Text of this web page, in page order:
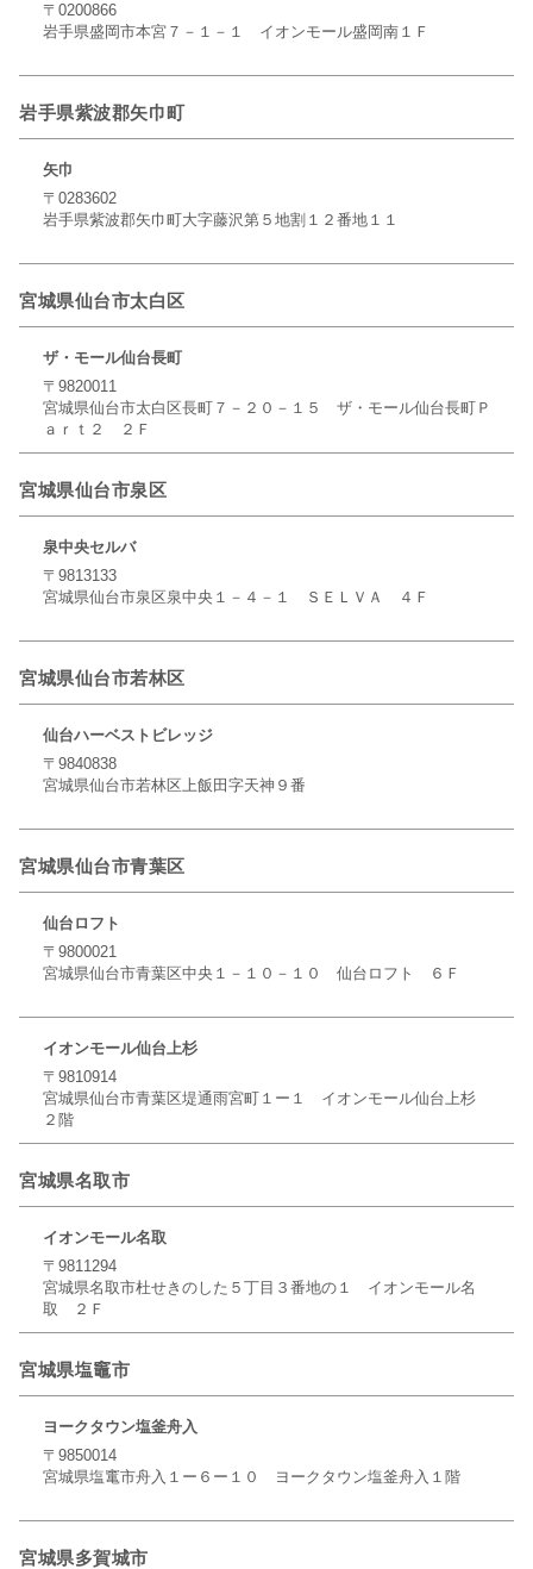
〒0200866
岩手県盛岡市本宮７－１－１ イオンモール盛岡南１Ｆ
岩手県紫波郡矢巾町
矢巾
〒0283602
岩手県紫波郡矢巾町大字藤沢第５地割１２番地１１
宮城県仙台市太白区
ザ・モール仙台長町
〒9820011
宮城県仙台市太白区長町７－２０－１５ ザ・モール仙台長町Ｐ
ａｒｔ２ ２Ｆ
宮城県仙台市泉区
泉中央セルバ
〒9813133
宮城県仙台市泉区泉中央１－４－１ ＳＥＬＶＡ ４Ｆ
宮城県仙台市若林区
仙台ハーベストビレッジ
〒9840838
宮城県仙台市若林区上飯田字天神９番
宮城県仙台市青葉区
仙台ロフト
〒9800021
宮城県仙台市青葉区中央１－１０－１０ 仙台ロフト ６Ｆ
イオンモール仙台上杉
〒9810914
宮城県仙台市青葉区堤通雨宮町１ー１ イオンモール仙台上杉
２階
宮城県名取市
イオンモール名取
〒9811294
宮城県名取市杜せきのした５丁目３番地の１ イオンモール名
取 ２Ｆ
宮城県塩竈市
ヨークタウン塩釜舟入
〒9850014
宮城県塩竃市舟入１ー６ー１０ ヨークタウン塩釜舟入１階
宮城県多賀城市